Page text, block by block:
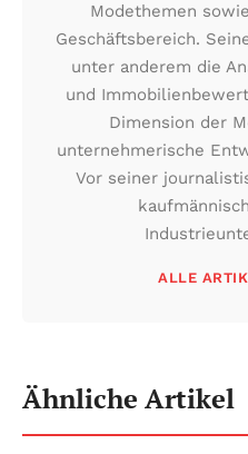
Modethemen
Geschäftsbereich.
unter anderem die
und
Dimension der
unternehmerische
Vor seiner
ALLE
Ähnliche Artikel